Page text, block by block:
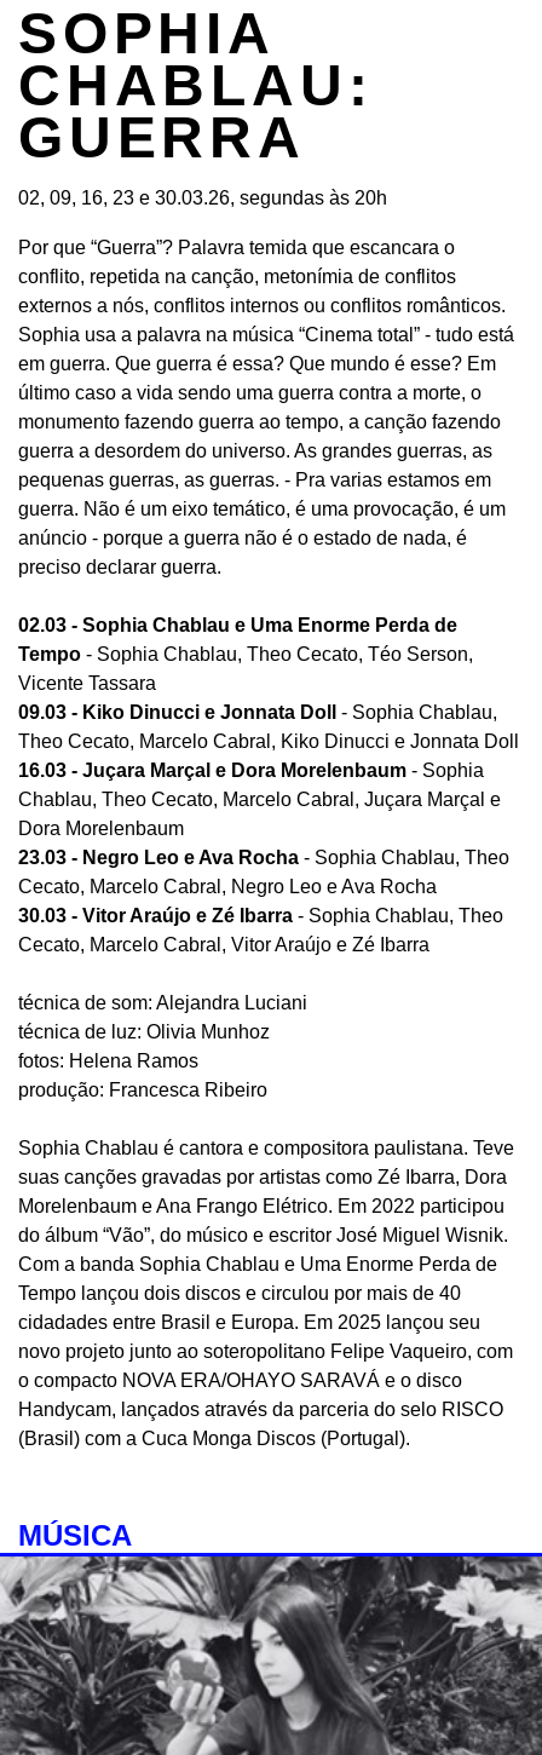
SOPHIA
CHABLAU:
GUERRA
02, 09, 16, 23 e 30.03.26, segundas às 20h
Por que “Guerra”? Palavra temida que escancara o
conflito, repetida na canção, metonímia de conflitos
externos a nós, conflitos internos ou conflitos românticos.
Sophia usa a palavra na música “Cinema total” - tudo está
em guerra. Que guerra é essa? Que mundo é esse? Em
último caso a vida sendo uma guerra contra a morte, o
monumento fazendo guerra ao tempo, a canção fazendo
guerra a desordem do universo. As grandes guerras, as
pequenas guerras, as guerras. - Pra varias estamos em
guerra. Não é um eixo temático, é uma provocação, é um
anúncio - porque a guerra não é o estado de nada, é
preciso declarar guerra.
02.03 - Sophia Chablau e Uma Enorme Perda de
Tempo - Sophia Chablau, Theo Cecato, Téo Serson,
Vicente Tassara
09.03 - Kiko Dinucci e Jonnata Doll - Sophia Chablau,
Theo Cecato, Marcelo Cabral, Kiko Dinucci e Jonnata Doll
16.03 - Juçara Marçal e Dora Morelenbaum - Sophia
Chablau, Theo Cecato, Marcelo Cabral, Juçara Marçal e
Dora Morelenbaum
23.03 - Negro Leo e Ava Rocha - Sophia Chablau, Theo
Cecato, Marcelo Cabral, Negro Leo e Ava Rocha
30.03 - Vitor Araújo e Zé Ibarra - Sophia Chablau, Theo
Cecato, Marcelo Cabral, Vitor Araújo e Zé Ibarra
técnica de som: Alejandra Luciani
técnica de luz: Olivia Munhoz
fotos: Helena Ramos
produção: Francesca Ribeiro
Sophia Chablau é cantora e compositora paulistana. Teve
suas canções gravadas por artistas como Zé Ibarra, Dora
Morelenbaum e Ana Frango Elétrico. Em 2022 participou
do álbum “Vão”, do músico e escritor José Miguel Wisnik.
Com a banda Sophia Chablau e Uma Enorme Perda de
Tempo lançou dois discos e circulou por mais de 40
cidadades entre Brasil e Europa. Em 2025 lançou seu
novo projeto junto ao soteropolitano Felipe Vaqueiro, com
o compacto NOVA ERA/OHAYO SARAVÁ e o disco
Handycam, lançados através da parceria do selo RISCO
(Brasil) com a Cuca Monga Discos (Portugal).
MÚSICA